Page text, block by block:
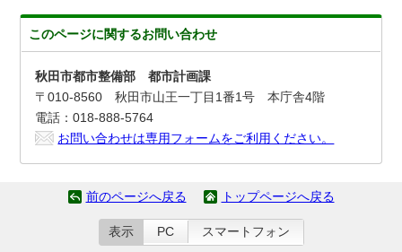
このページに関するお問い合わせ
秋田市都市整備部 都市計画課
〒010-8560 秋田市山王一丁目1番1号 本庁舎4階
電話：018-888-5764
お問い合わせは専用フォームをご利用ください。
前のページへ戻る トップページへ戻る
表示 PC スマートフォン